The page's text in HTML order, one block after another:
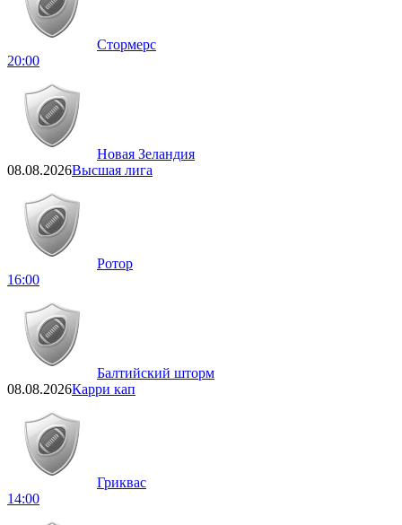
Стормерс
20:00
Новая Зеландия
08.08.2026Высшая лига
Ротор
16:00
Балтийский шторм
08.08.2026Карри кап
Гриквас
14:00